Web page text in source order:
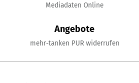
Mediadaten Online
Angebote
mehr-tanken PUR widerrufen